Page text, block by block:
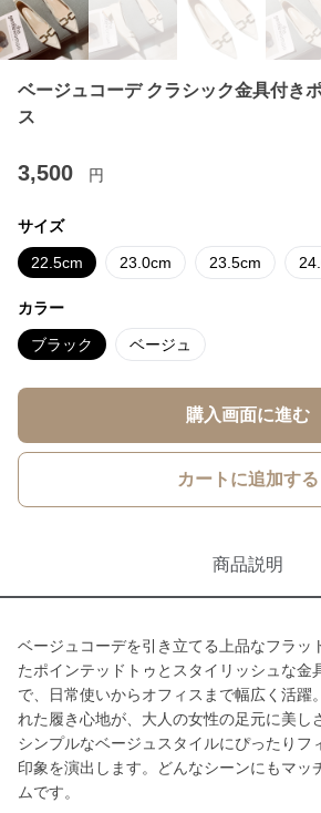
ベージュコーデ クラシック金具付き
ス
3,500 円
サイズ
22.5cm 23.0cm 23.5cm
カラー
ブラック ベージュ
購入画面に進む
カートに追加する
商品説明
ベージュコーデを引き立てる上品なフラッ
たポインテッドトゥとスタイリッシュな金
で、日常使いからオフィスまで幅広く活躍
れた履き心地が、大人の女性の足元に美し
シンプルなベージュスタイルにぴったりフ
印象を演出します。どんなシーンにもマッ
ムです。